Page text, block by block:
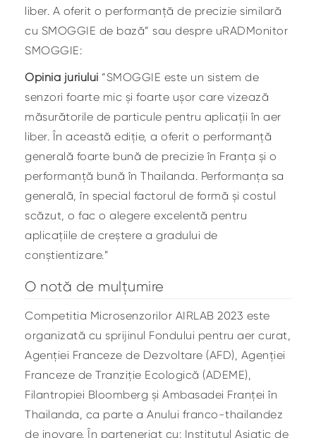
liber. A oferit o performanță de precizie similară
cu SMOGGIE de bază” sau despre uRADMonitor
SMOGGIE:
Opinia juriului ”SMOGGIE este un sistem de
senzori foarte mic și foarte ușor care vizează
măsurătorile de particule pentru aplicații în aer
liber. În această ediție, a oferit o performanță
generală foarte bună de precizie în Franța și o
performanță bună în Thailanda. Performanța sa
generală, în special factorul de formă și costul
scăzut, o fac o alegere excelentă pentru
aplicațiile de creștere a gradului de
conștientizare.”
O notă de mulțumire
Competitia Microsenzorilor AIRLAB 2023 este
organizată cu sprijinul Fondului pentru aer curat,
Agenției Franceze de Dezvoltare (AFD), Agenției
Franceze de Tranziție Ecologică (ADEME),
Filantropiei Bloomberg și Ambasadei Franței în
Thailanda, ca parte a Anului franco-thailandez
de inovare. În parteneriat cu: Institutul Asiatic de